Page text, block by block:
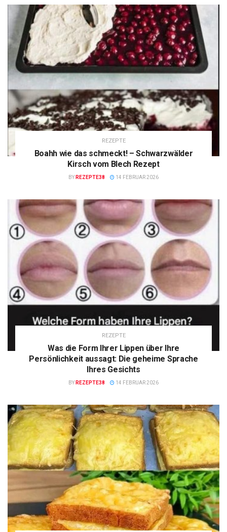
REZEPTE
Boahh wie das schmeckt! – Schwarzwälder
Kirsch vom Blech Rezept
BY REZEPTE38 14 FEBRUAR 2026
REZEPTE
Was die Form Ihrer Lippen über Ihre
Persönlichkeit aussagt: Die geheime Sprache
Ihres Gesichts
BY REZEPTE38 14 FEBRUAR 2026